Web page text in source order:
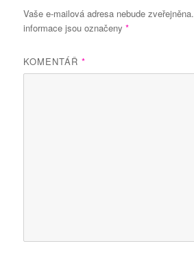
Vaše e-mailová adresa nebude zveřejněna.
informace jsou označeny*
KOMENTÁŘ*